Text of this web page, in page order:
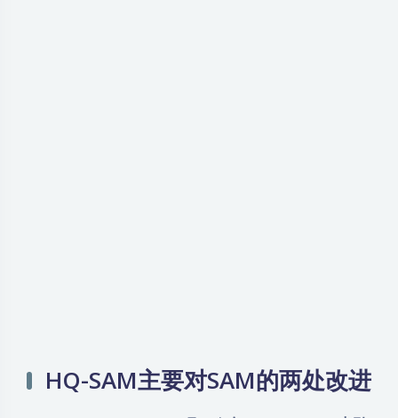
（2）全局-局部特征融合（Global-local Feature